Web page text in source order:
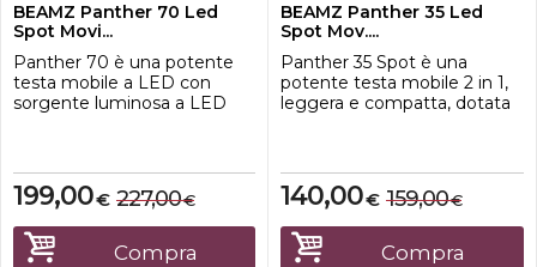
BEAMZ Panther 70 Led
Spot Movi...
Panther 70 è una potente
testa mobile a LED con
sorgente luminosa a LED
gobo per il massimo
controllo. La ruota gobo ha 7
diversi gobo + aperto e la
ruota dei colori ha 7 colori +
€
199,00 €
227,00
Compra
BEAMZ Panther 35 Led
Spot Mov....
Panther 35 Spot è una
potente testa mobile 2 in 1,
leggera e compatta, dotata
possono accedere tramite il
controllo a bordo o un
controller DMX.
Caratterizzata da sette colori
€
140,00 €
159,00
Compra